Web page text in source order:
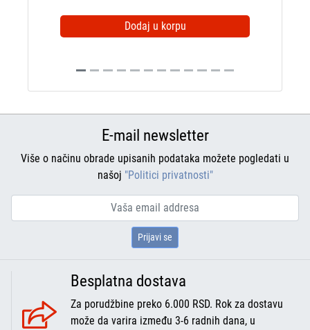
Dodaj u korpu
E-mail newsletter
Više o načinu obrade upisanih podataka možete pogledati u
našoj "Politici privatnosti"
Prijavi se
Besplatna dostava
Za porudžbine preko 6.000 RSD. Rok za dostavu
može da varira između 3-6 radnih dana, u